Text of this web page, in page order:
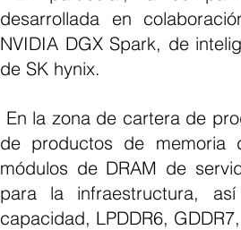
desarrollada en
NVIDIA DGX Spark, de
de SK hynix.
de productos de
módulos de DRAM de
para la infraestructura,
capacidad, LPDDR6,